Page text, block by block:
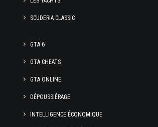
SCUDERIA CLASSIC
GTA 6
GTA CHEATS
GTA ONLINE
DÉPOUSSIÉRAGE
INTELLIGENCE ÉCONOMIQUE